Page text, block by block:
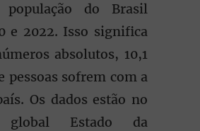
do Brasil
e 2022. Isso significa
absolutos, 10,1
pessoas sofrem com a
Os dados estão no
global Estado da